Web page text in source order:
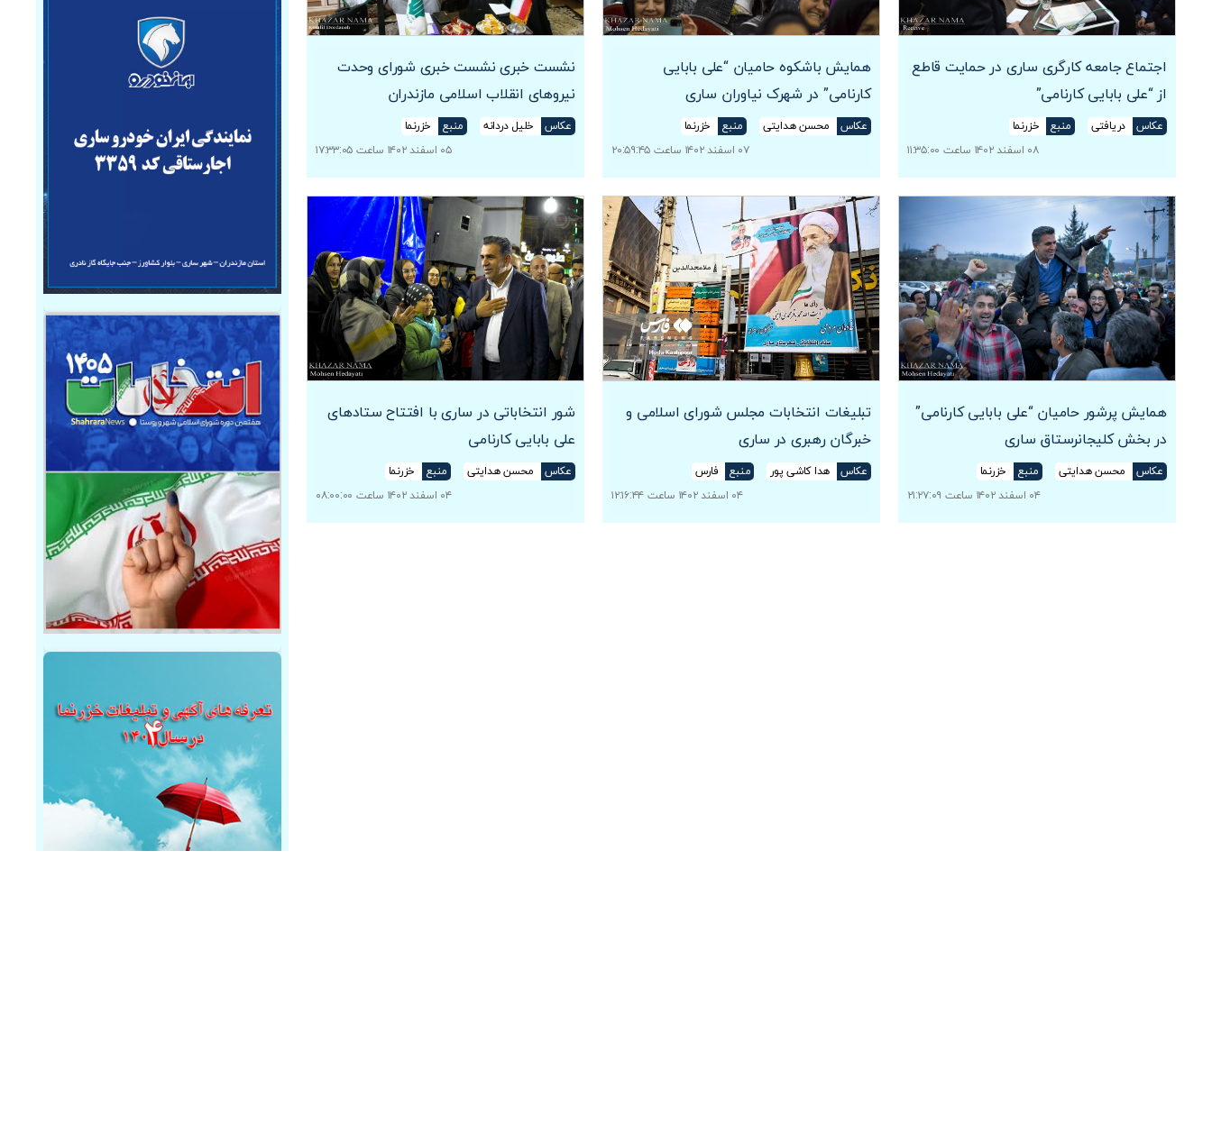
اجتماع جامعه کارگری ساری در حمایت قاطع
از “علی بابایی کارنامی”
عکاس دریافتی منبع
خزرنما
۰۸ اسفند ۱۴۰۲ ساعت ۱۱:۳۵:۰۰
همایش باشکوه حامیان “علی بابایی
کارنامی” در شهرک نیاوران ساری
عکاس محسن هدایتی منبع
خزرنما
۰۷ اسفند ۱۴۰۲ ساعت ۲۰:۵۹:۴۵
نشست خبری نشست خبری شورای وحدت
نیروهای انقلاب اسلامی مازندران
عکاس خلیل دردانه منبع
خزرنما
۰۵ اسفند ۱۴۰۲ ساعت ۱۷:۳۳:۰۵
همایش پرشور حامیان “علی بابایی کارنامی”
در بخش کلیجانرستاق ساری
عکاس محسن هدایتی منبع
خزرنما
۰۴ اسفند ۱۴۰۲ ساعت ۲۱:۲۷:۰۹
تبلیغات انتخابات مجلس شورای اسلامی و
خبرگان رهبری در ساری
عکاس هدا کاشی پور منبع
فارس
۰۴ اسفند ۱۴۰۲ ساعت ۱۲:۱۶:۴۴
شور انتخاباتی در ساری با افتتاح ستادهای
علی بابایی کارنامی
عکاس محسن هدایتی منبع
خزرنما
۰۴ اسفند ۱۴۰۲ ساعت ۰۸:۰۰:۰۰